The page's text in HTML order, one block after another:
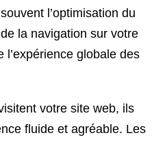
l’optimisation du
la navigation sur votre
l’expérience globale des
votre site web, ils
fluide et agréable. Les